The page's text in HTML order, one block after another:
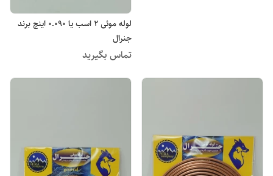
لوله موئی 2 اسب یا 0.090 اینچ برند
جنرال
تماس بگیرید